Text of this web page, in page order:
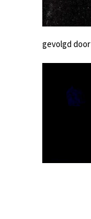
gevolgd door